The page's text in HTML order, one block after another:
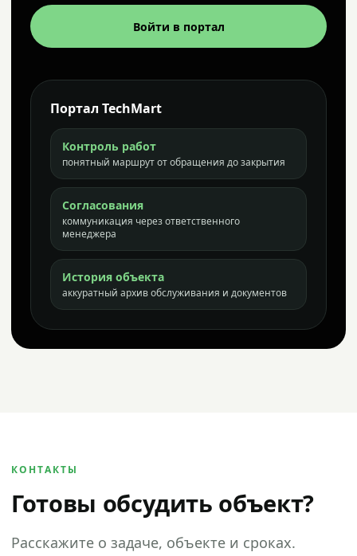
Войти в портал
Портал TechMart
Контроль работ
понятный маршрут от обращения до закрытия
Согласования
коммуникация через ответственного
менеджера
История объекта
аккуратный архив обслуживания и документов
КОНТАКТЫ
Готовы обсудить объект?
Расскажите о задаче, объекте и сроках.